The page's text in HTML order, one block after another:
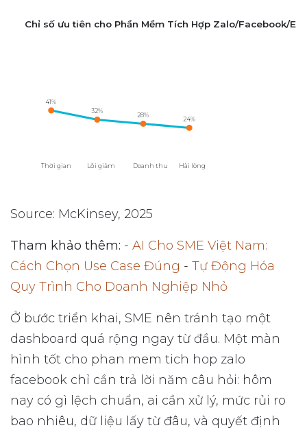
Chỉ số ưu tiên cho Phần Mềm Tích Hợp Zalo/Facebook/
Thời gian
41%
Lỗi giảm
32%
Doanh thu
28%
Hài lòng
24%
Source: McKinsey, 2025
Tham khảo thêm: - AI Cho SME Việt Nam:
Cách Chọn Use Case Đúng - Tự Động Hóa
Quy Trình Cho Doanh Nghiệp Nhỏ
Ở bước triển khai, SME nên tránh tạo một
dashboard quá rộng ngay từ đầu. Một màn
hình tốt cho phan mem tich hop zalo
facebook chỉ cần trả lời năm câu hỏi: hôm
nay có gì lệch chuẩn, ai cần xử lý, mức rủi ro
bao nhiêu, dữ liệu lấy từ đâu, và quyết định